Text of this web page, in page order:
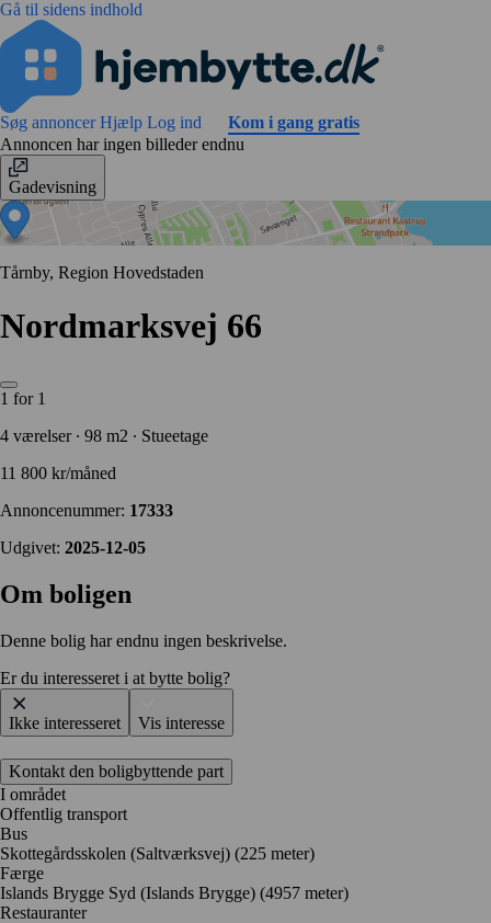
Gå til sidens indhold
Søg annoncerHjælp Log ind
Kom i gang gratis
Annoncen har ingen billeder endnu
Gadevisning
Tårnby, Region Hovedstaden
Nordmarksvej 66
1 for 1
4 værelser ∙ 98 m2 ∙ Stueetage
11 800 kr/måned
Annoncenummer: 17333
Udgivet: 2025-12-05
Om boligen
Denne bolig har endnu ingen beskrivelse.
Er du interesseret i at bytte bolig?
Ikke interesseret Vis interesse
Kontakt den boligbyttende part
I området
Offentlig transport
Bus
Skottegårdsskolen (Saltværksvej) (225 meter)
Færge
Islands Brygge Syd (Islands Brygge) (4957 meter)
Restauranter